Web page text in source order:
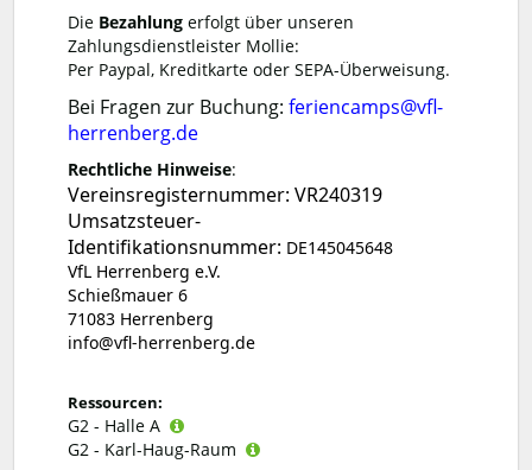
Die Bezahlung erfolgt über unseren
Zahlungsdienstleister Mollie:
Per Paypal, Kreditkarte oder SEPA-Überweisung.
Bei Fragen zur Buchung: feriencamps@vfl-
herrenberg.de
Rechtliche Hinweise:
Vereinsregisternummer: VR240319
Umsatzsteuer-
Identifikationsnummer: DE145045648
VfL Herrenberg e.V.
Schießmauer 6
71083 Herrenberg
info@vfl-herrenberg.de
Ressourcen:
G2 - Halle A
G2 - Karl-Haug-Raum